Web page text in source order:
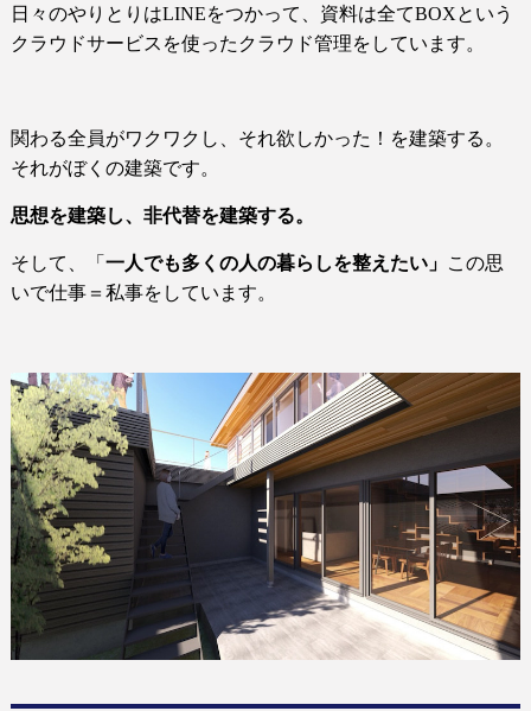
日々のやりとりはLINEをつかって、資料は全てBOXという
クラウドサービス を使ったクラウド管理をしています。
関わる全員がワクワクし、それ欲しかった！を建築する。
それがぼくの建築です。
思想を建築し、非代替を建築する。
そして、「 一人でも多くの人の暮らしを整えたい」 この思
いで仕事＝私事をしています。